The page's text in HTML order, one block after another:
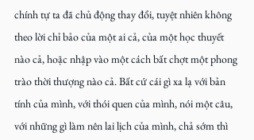
chính tự ta đã chủ động thay đổi, tuyệt nhiên không
theo lời chỉ bảo của một ai cả, của một học thuyết
nào cả, hoặc nhập vào một cách bất chợt một phong
trào thời thượng nào cả. Bất cứ cái gì xa lạ với bản
tính của mình, với thói quen của mình, nói một câu,
với những gì làm nên lai lịch của mình, chả sớm thì